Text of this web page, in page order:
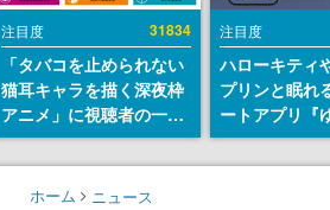
注目度 31834
「タバコを止められない
猫耳キャラを描く深夜枠
アニメ」に視聴者の一部
から批判意見。違法薬物
の使用と思わしき描写も
含めて、BPOが議論を交
注目度
ハローキティ
プリンと眠れ
ートアプリ『
が配信中。キ
ASMRや目覚
ホーム ニュース